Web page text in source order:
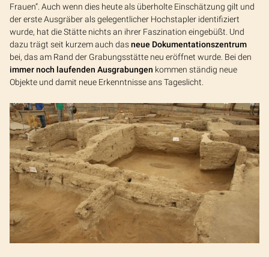
Frauen“. Auch wenn dies heute als überholte Einschätzung gilt und
der erste Ausgräber als gelegentlicher Hochstapler identifiziert
wurde, hat die Stätte nichts an ihrer Faszination eingebüßt. Und
dazu trägt seit kurzem auch dasneue Dokumentationszentrum
bei, das am Rand der Grabungsstätte neu eröffnet wurde. Bei den
immer noch laufenden Ausgrabungen kommen ständig neue
Objekte und damit neue Erkenntnisse ans Tageslicht.